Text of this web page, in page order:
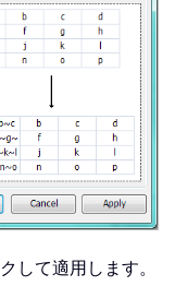
して適用します。